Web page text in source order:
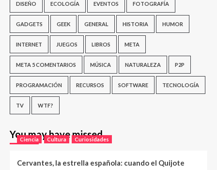
DISEÑO ECOLOGÍA EVENTOS FOTOGRAFÍA
GADGETS GEEK GENERAL HISTORIA HUMOR
INTERNET JUEGOS LIBROS META
META 5 COMENTARIOS MÚSICA NATURALEZA P2P
PROGRAMACIÓN RECURSOS SOFTWARE TECNOLOGÍA
TV WTF?
You may have missed
Ciencia Cultura Curiosidades
Cervantes, la estrella española: cuando el Quijote